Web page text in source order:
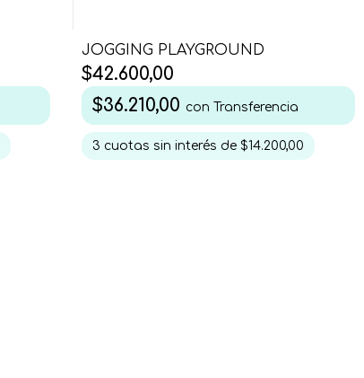
JOGGING PLAYGROUND
$42.600,00
$36.210,00 con Transferencia
3 cuotas sin interés de $14.200,00